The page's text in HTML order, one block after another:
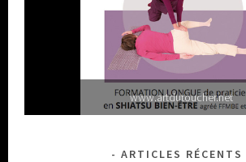
www.artdutoucher.net
ARTICLES RÉCENTS